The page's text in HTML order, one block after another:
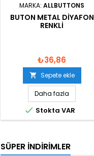
MARKA: ALLBUTTONS
BUTON METAL DIYAFON
RENKLI
₺36,86
 Sepete ekle
Daha fazla
 Stokta VAR
SÜPER İNDIRIMLER